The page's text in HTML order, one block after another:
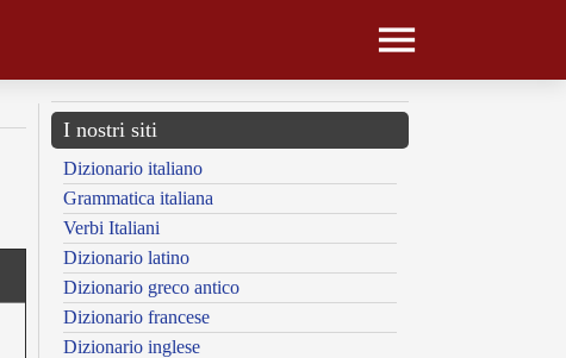
I nostri siti
Dizionario italiano
Grammatica italiana
Verbi Italiani
Dizionario latino
Dizionario greco antico
Dizionario francese
Dizionario inglese